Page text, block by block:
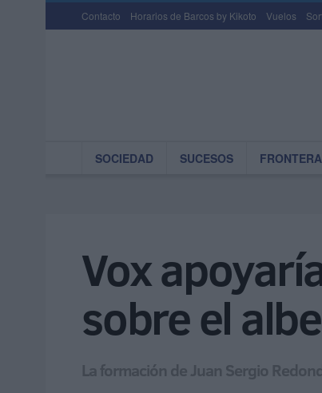
Contacto Horarios de Barcos by Kikoto Vuelos
SOCIEDAD SUCESOS FRONTERA
Vox
sobre el
La formación de Juan Sergio